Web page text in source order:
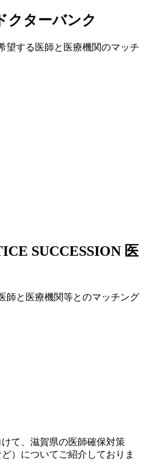
ドクターバンク
望する医師と医療機関のマッチ
SUCCESSION 医
師と医療機関等とのマッチング
て、滋賀県の医師確保対策
ど）についてご紹介しておりま